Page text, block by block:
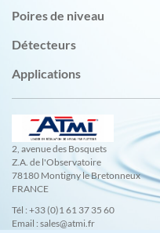
Poires de niveau
Détecteurs
Applications
2, avenue des Bosquets
Z.A. de l'Observatoire
78180 Montigny le Bretonneux
FRANCE
Tél : +33 (0)1 61 37 35 60
Email : sales@atmi.fr